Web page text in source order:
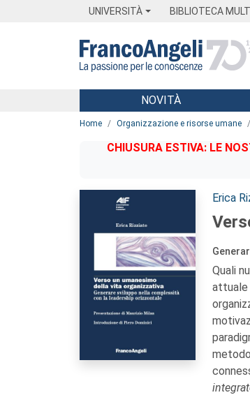
UNIVERSITÀ BIBLIOTECA
Menu
NOVITÀ
Home Organizzazione e risorse umane
CHIUSURA ESTIVA: LE
Autori:
Erica
Quali
attuale